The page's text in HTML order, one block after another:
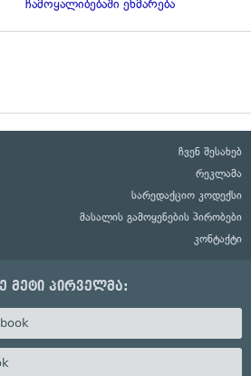
ჩამოყალიბებაში ეხმარება
ჩვენ შესახებ
რეკლამა
სარედაქციო კოდექსი
მასალის გამოყენების პირობები
კონტაქტი
მეტი პირველმა: